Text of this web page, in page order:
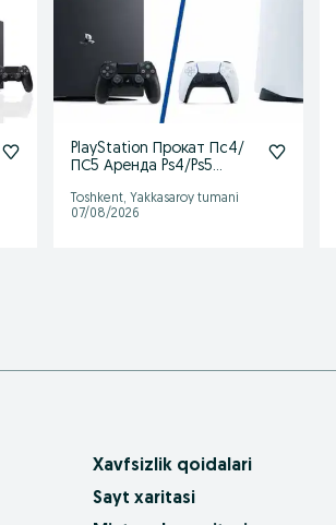
PlayStation Прокат Пс4/
ПС5 Аренда Ps4/Ps5
Toshkent, Yakkasaroy tumani
07/08/2026
Xavfsizlik qoidalari
Sayt xaritasi